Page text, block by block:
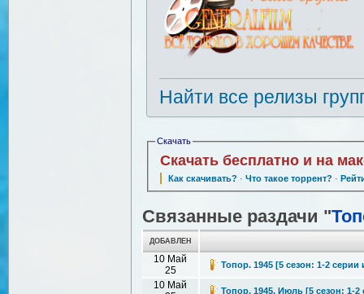
Найти все релизы
Скачать
Скачать бесплатно и на
Как скачивать? · Что такое торрент? ·
Связанные раздачи "
ДОБАВЛЕН
10 Май
25
Топор. 1945 [5 сезон: 1-2 серии
10 Май
Топор. 1945. Июль [5 сезон: 1-2